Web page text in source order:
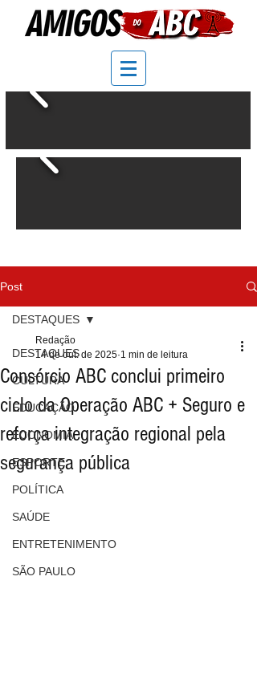
Post
DESTAQUES
CULTURA
EDUCAÇÃO
ECONOMIA
ESPORTE
POLÍTICA
SAÚDE
ENTRETENIMENTO
SÃO PAULO
DESTAQUES
Consórcio ABC conclui primeiro
ciclo da Operação ABC + Seguro e
reforça integração regional pela
segurança pública
Redação
14 de out. de 2025 1 min de leitura